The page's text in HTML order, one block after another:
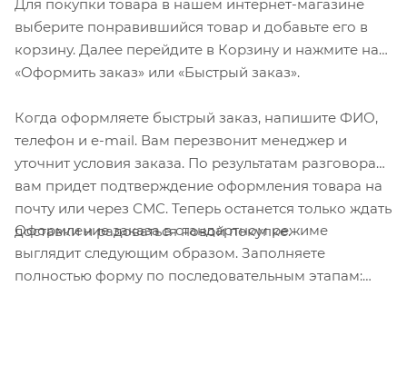
Для покупки товара в нашем интернет-магазине
выберите понравившийся товар и добавьте его в
корзину. Далее перейдите в Корзину и нажмите на
«Оформить заказ» или «Быстрый заказ».
Когда оформляете быстрый заказ, напишите ФИО,
телефон и e-mail. Вам перезвонит менеджер и
уточнит условия заказа. По результатам разговора
вам придет подтверждение оформления товара на
почту или через СМС. Теперь останется только ждать
доставки и радоваться новой покупке.
Оформление заказа в стандартном режиме
выглядит следующим образом. Заполняете
полностью форму по последовательным этапам: